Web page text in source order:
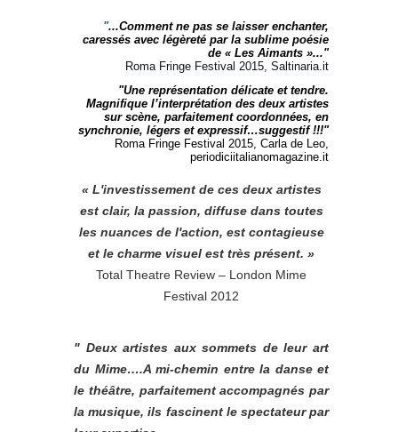
"...Comment ne pas se laisser enchanter,
caressés avec légèreté par la sublime poésie
de « Les Aimants »..."
Roma Fringe Festival 2015, Saltinaria.it
"Une représentation délicate et tendre.
Magnifique l’interprétation des deux artistes
sur scène, parfaitement coordonnées, en
synchronie, légers et expressif…suggestif !!!"
Roma Fringe Festival 2015, Carla de Leo,
periodiciitalianomagazine.it
« L'investissement de ces deux artistes
est clair, la passion, diffuse dans toutes
les nuances de l'action, est contagieuse
et le charme visuel est très présent. »
Total Theatre Review – London Mime
Festival 2012
" Deux artistes aux sommets de leur art
du Mime….A mi-chemin entre la danse et
le théâtre, parfaitement accompagnés par
la musique, ils fascinent le spectateur par